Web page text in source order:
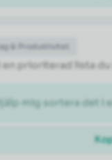
& Produktivitet
en prioriterad lista
mig sortera det i